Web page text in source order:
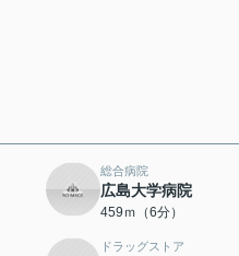
総合病院
広島大学病院
459ｍ（6分）
ドラッグストア